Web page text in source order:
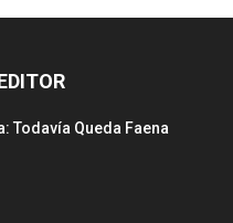
Todavía Queda Faena